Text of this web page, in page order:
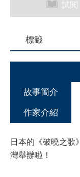
試閱
標籤
故事簡介
作家介紹
日本的《破曉之歌
灣舉辦啦！